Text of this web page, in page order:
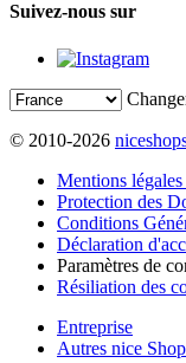
Suivez-nous sur
© 2010-2026
Mentions
Protection des
Conditions
Déclaration
Paramètres de
Résiliation des
Entreprise
Autres nice